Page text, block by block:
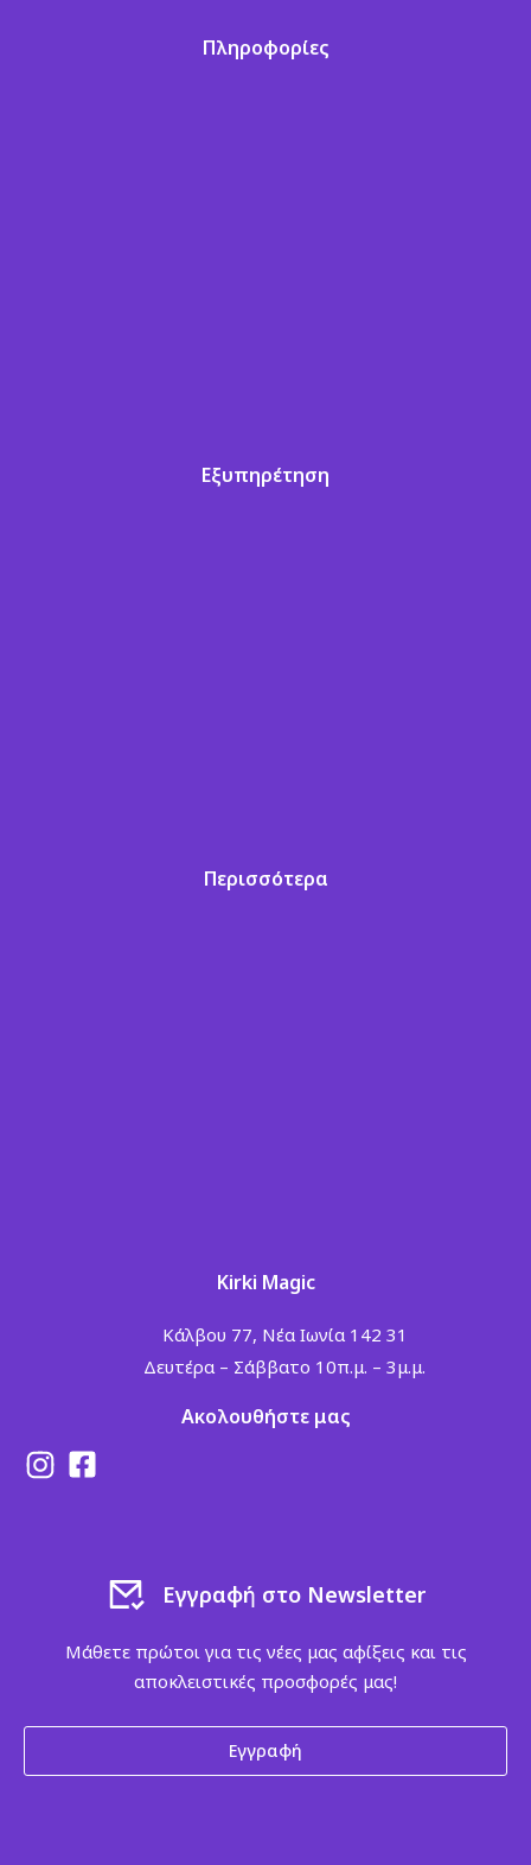
Πληροφορίες
Εξυπηρέτηση
Περισσότερα
Kirki Magic
Κάλβου 77, Νέα Ιωνία 142 31
Δευτέρα – Σάββατο 10π.μ. – 3μ.μ.
Ακολουθήστε μας
Εγγραφή στο Newsletter
Μάθετε πρώτοι για τις νέες μας αφίξεις και τις
αποκλειστικές προσφορές μας!
Εγγραφή